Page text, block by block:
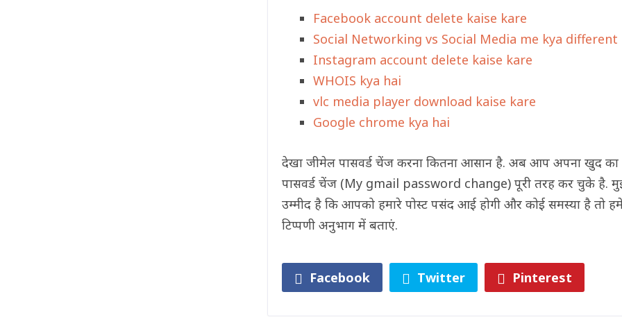
Facebook account delete kaise kare
Social Networking vs Social Media me kya different
Instagram account delete kaise kare
WHOIS kya hai
vlc media player download kaise kare
Google chrome kya hai
देखा जीमेल पासवर्ड चेंज करना कितना आसान है. अब आप अपना खुद
पासवर्ड चेंज (My gmail password change) पूरी तरह कर चुके है.
उम्मीद है कि आपको हमारे पोस्ट पसंद आई होगी और कोई समस्या है तो
टिप्पणी अनुभाग में बताएं.
Facebook Twitter Pinterest